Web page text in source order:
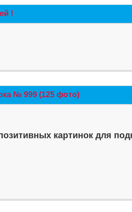
!
№ 999 (125 фото)
картинок для